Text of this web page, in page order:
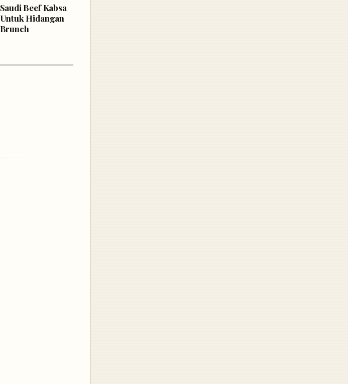
Saudi Beef Kabsa
Untuk Hidangan
Brunch